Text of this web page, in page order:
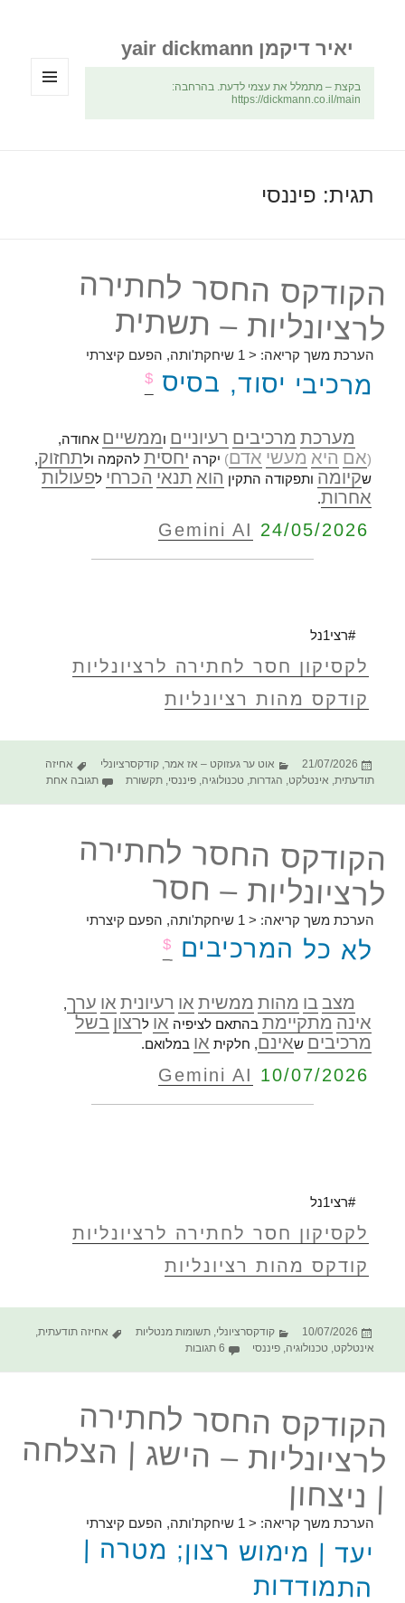
יאיר דיקמן yair dickmann
בקצת – מתמלל את עצמי לדעת. בהרחבה:
https://dickmann.co.il/main
תגית: פיננסי
הקודקס החסר לחתירה
לרציונליות – תשתית
הערכת משך קריאה: < 1 שיחקת'ותה, הפעם קיצרתי
מרכיבי יסוד, בסיס $
מערכת מרכיבים רעיוניים וממשיים אחודה,
(אם היא מעשי אדם) יקרה יחסית להקמה ולתחזוק,
שקיומה ותפקודה התקין הוא תנאי הכרחי לפעולות
אחרות.
Gemini AI 24/05/2026
#רצי1נל
לקסיקון חסר לחתירה לרציונליות
קודקס מהות רציונליות
פורסם
בתאריך
21/07/2026 קטגוריות
אוט ער געזוקט – אז אמר,קודקסרציונלי תגיות
אחיזה
תודעתית, אינטלקט, הגדרות, טכנולוגיה,פיננסי,תקשורת תגובה אחתעל
הקודקס החסר לחתירה
לרציונליות – חסר
הערכת משך קריאה: < 1 שיחקת'ותה, הפעם קיצרתי
לא כל המרכיבים $
מצב בו מהות ממשית או רעיונית או ערך,
אינה מתקיימת בהתאם לציפיה או לרצון בשל
מרכיבים שאינם, חלקית או במלואם.
Gemini AI 10/07/2026
#רצי1נל
לקסיקון חסר לחתירה לרציונליות
קודקס מהות רציונליות
פורסם
בתאריך
10/07/2026 קטגוריות
קודקסרציונלי ,תשומות מנטליות תגיות
אחיזה תודעתית
אינטלקט טכנולוגיה ,פיננסי 6 תגובות על הקודקס החסר לחתירה לרציונליות –
הקודקס החסר לחתירה
לרציונליות – הישג | הצלחה
| ניצחון
הערכת משך קריאה: < 1 שיחקת'ותה, הפעם קיצרתי
יעד | מימוש רצון; מטרה |
התמודדות